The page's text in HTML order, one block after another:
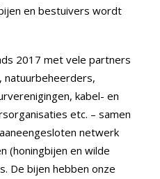
en bestuivers wordt
2017 met vele partners
natuurbeheerders,
kabel- en
etc. – samen
netwerk
(honingbijen en wilde
De bijen hebben onze